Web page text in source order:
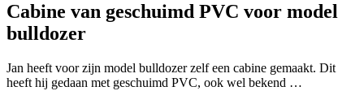
Cabine van geschuimd PVC voor model
bulldozer
Jan heeft voor zijn model bulldozer zelf een cabine gemaakt. Dit
heeft hij gedaan met geschuimd PVC, ook wel bekend …